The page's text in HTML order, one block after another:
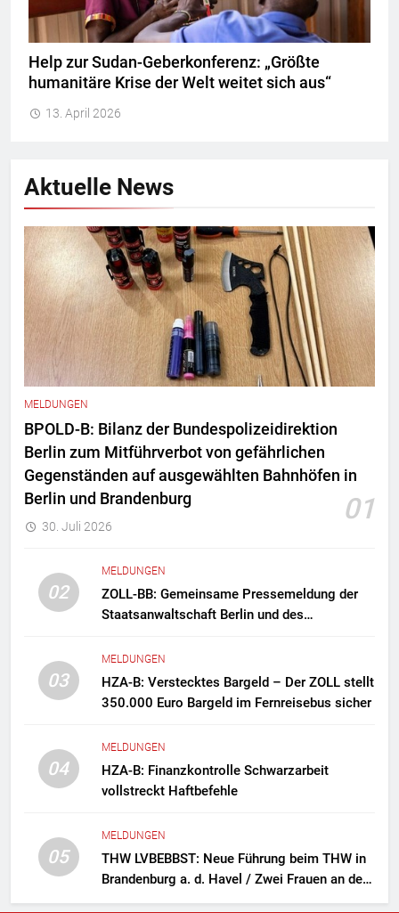
Help zur Sudan-Geberkonferenz: „Größte
humanitäre Krise der Welt weitet sich aus“
13. April 2026
Aktuelle News
MELDUNGEN
BPOLD-B: Bilanz der Bundespolizeidirektion
Berlin zum Mitführverbot von gefährlichen
Gegenständen auf ausgewählten Bahnhöfen in
Berlin und Brandenburg
01
30. Juli 2026
02
MELDUNGEN
ZOLL-BB: Gemeinsame Pressemeldung der
Staatsanwaltschaft Berlin und des
Zollfahndung hebt mutmaßliches
Drogenlabor aus
03
MELDUNGEN
HZA-B: Verstecktes Bargeld – Der ZOLL stellt
350.000 Euro Bargeld im Fernreisebus sicher
04
MELDUNGEN
HZA-B: Finanzkontrolle Schwarzarbeit
vollstreckt Haftbefehle
05
MELDUNGEN
THW LVBEBBST: Neue Führung beim THW in
Brandenburg a. d. Havel / Zwei Frauen an der
Spitze des Ortsverbands